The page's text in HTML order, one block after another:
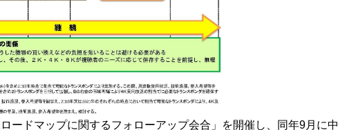
ードマップに関するフォローアップ会合」を開催し、同年9月に中